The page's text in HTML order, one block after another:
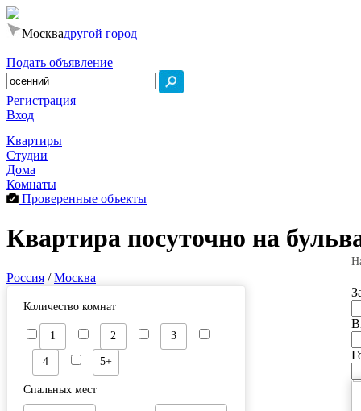
Москвадругой город
Подать объявление
Регистрация
Вход
Квартиры
Студии
Дома
Комнаты
Проверенные объекты
Квартира посуточно на
Россия /Москва
Количество комнат
1 2 3
4 5+
Спальных мест